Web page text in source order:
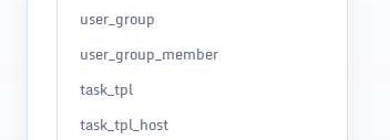
user_group
user_group_member
task_tpl
task_tpl_host